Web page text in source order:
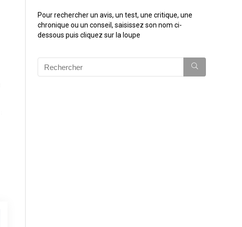
Pour rechercher un avis, un test, une critique, une
chronique ou un conseil, saisissez son nom ci-
dessous puis cliquez sur la loupe